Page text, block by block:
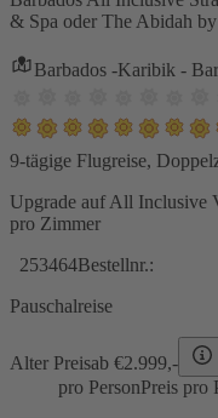
& Spa oder The Abidah
Barbados -Karibik -
9-tägige Flugreise,
Upgrade auf All Inclusive
pro Zimmer
253464Bestellnr.:
Pauschalreise
Alter Preisab €2.999,-
pro PersonPreis pro